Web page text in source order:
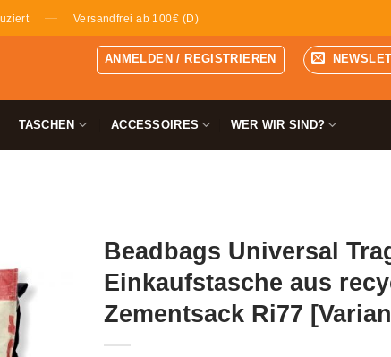
— Versandfrei ab 100€ (D)
ANMELDEN / REGISTRIEREN
TASCHEN ACCESSOIRES WER WIR SIND?
Beadbags Universal
Einkaufstasche aus
Zementsack Ri77